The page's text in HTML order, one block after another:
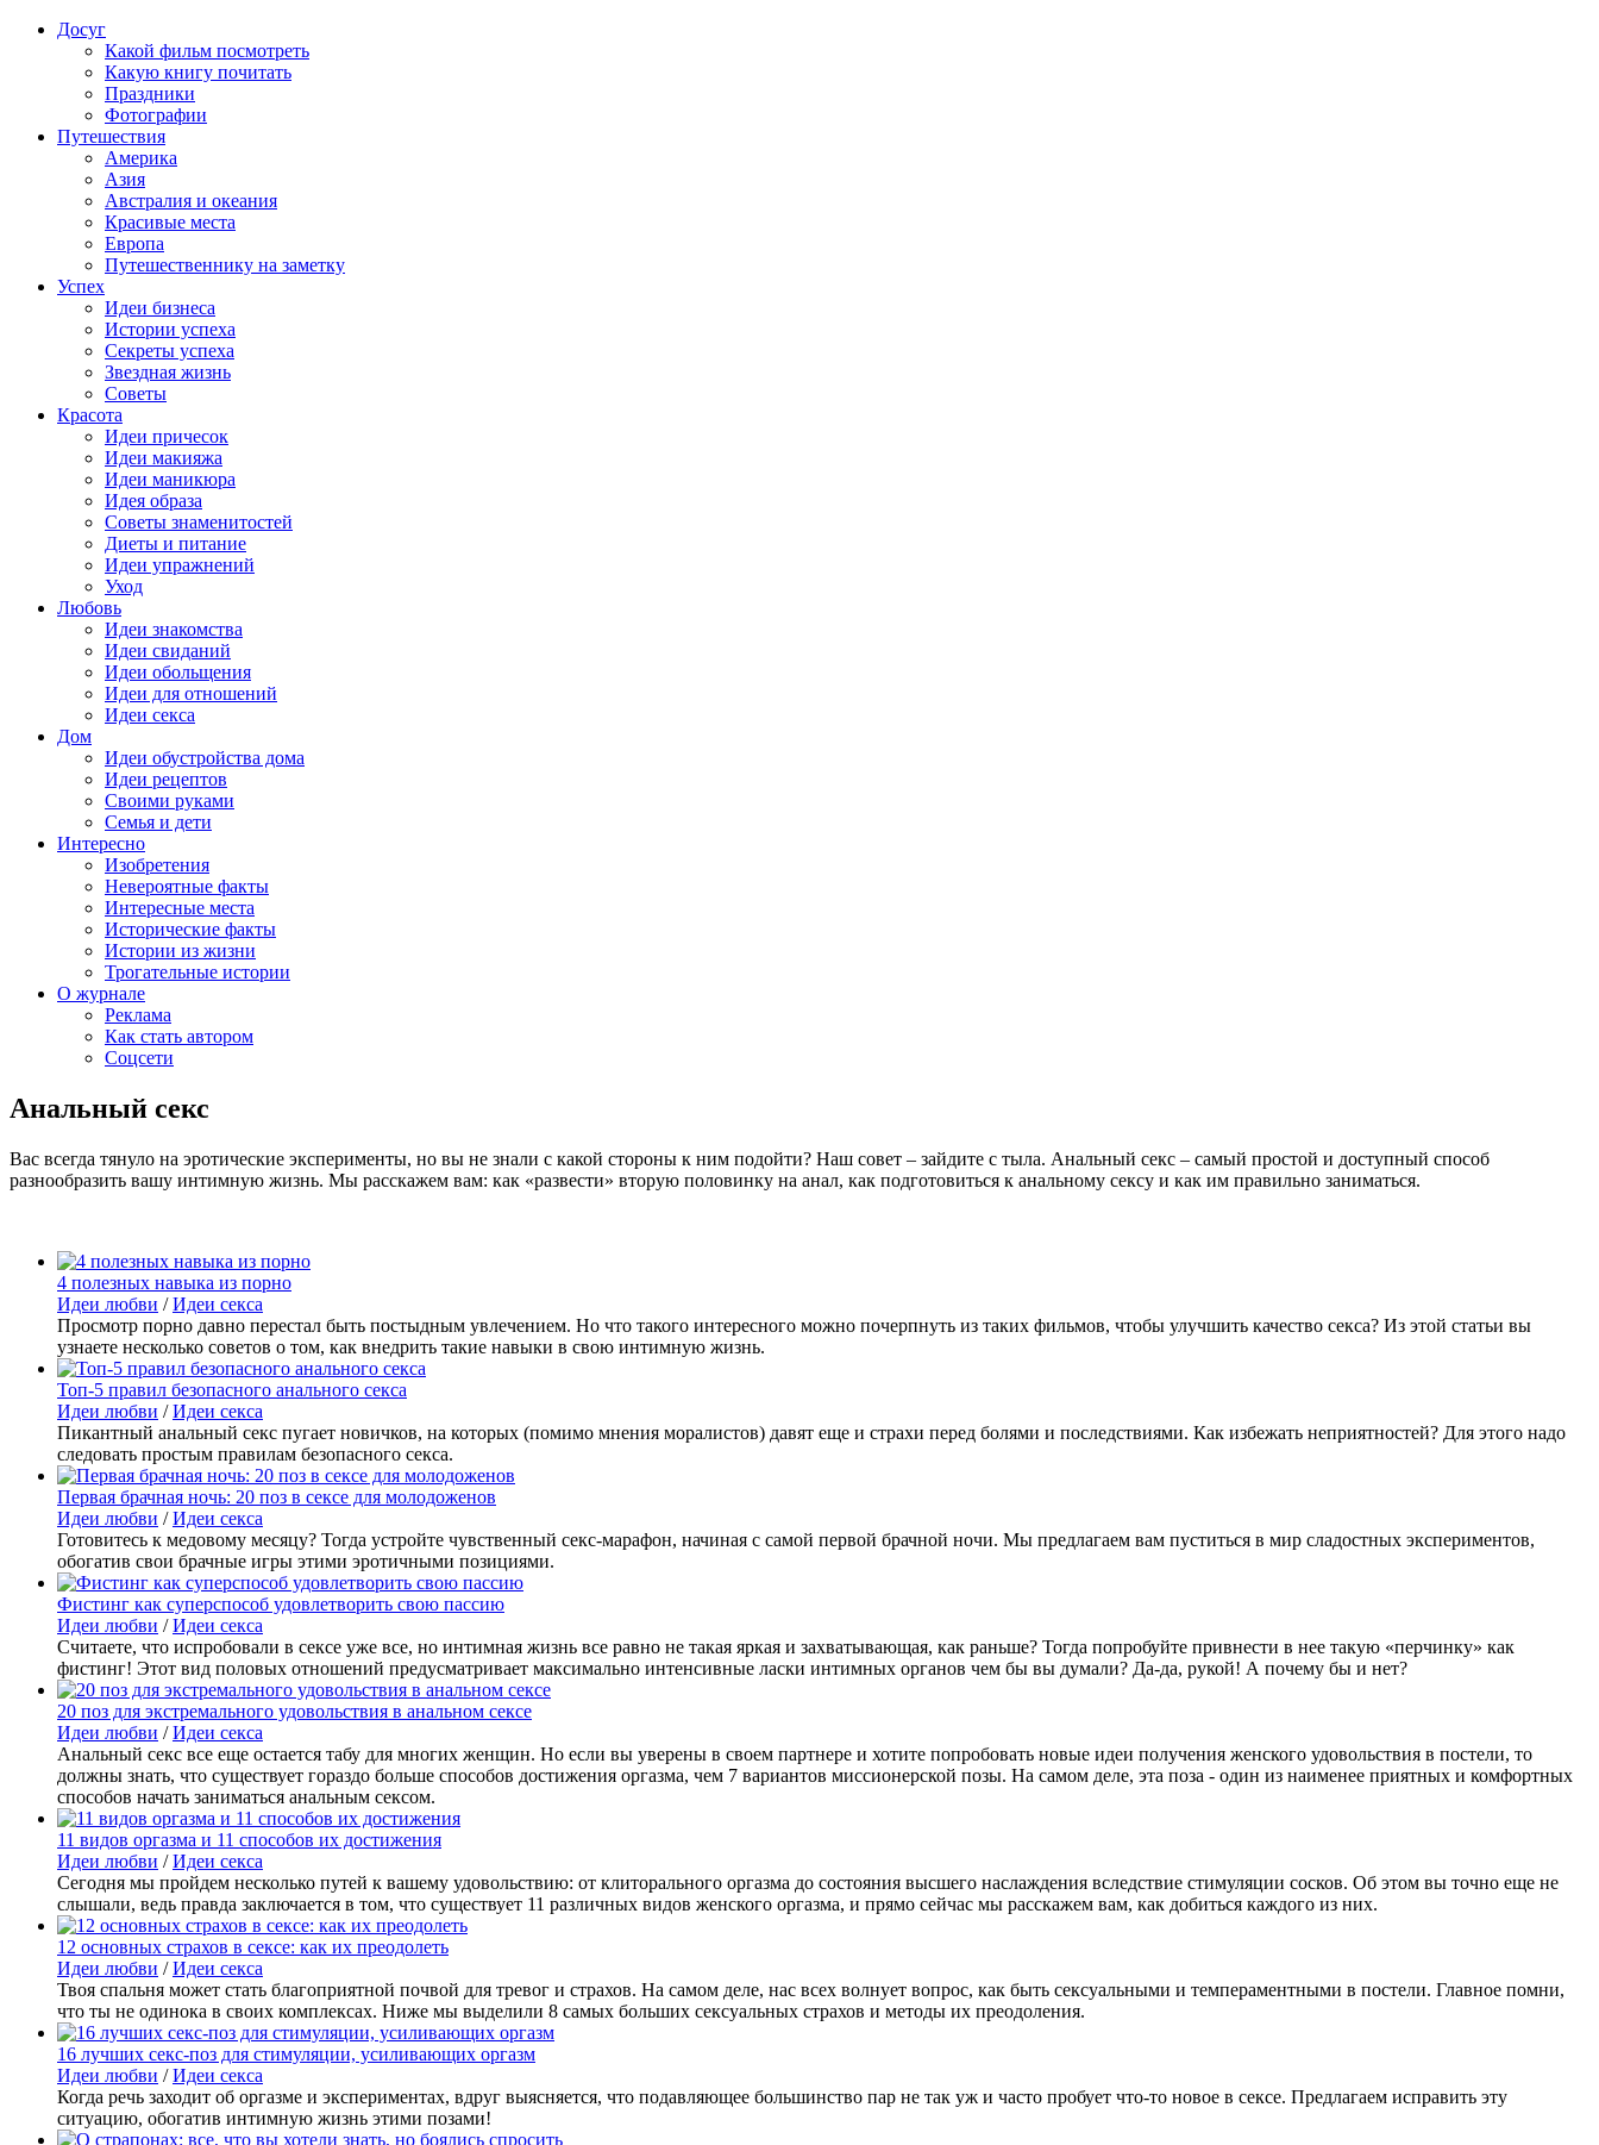
Досуг
Какой фильм посмотреть
Какую книгу почитать
Праздники
Фотографии
Путешествия
Америка
Азия
Австралия и океания
Красивые места
Европа
Путешественнику на заметку
Успех
Идеи бизнеса
Истории успеха
Секреты успеха
Звездная жизнь
Советы
Красота
Идеи причесок
Идеи макияжа
Идеи маникюра
Идея образа
Советы знаменитостей
Диеты и питание
Идеи упражнений
Уход
Любовь
Идеи знакомства
Идеи свиданий
Идеи обольщения
Идеи для отношений
Идеи секса
Дом
Идеи обустройства дома
Идеи рецептов
Своими руками
Семья и дети
Интересно
Изобретения
Невероятные факты
Интересные места
Исторические факты
Истории из жизни
Трогательные истории
О журнале
Реклама
Как стать автором
Соцсети
Анальный секс
Вас всегда тянуло на эротические эксперименты, но вы не знали с какой стороны к ним подойти? Наш совет – зайдите с тыла. Анальный секс – самый простой и доступный способ
разнообразить вашу интимную жизнь. Мы расскажем вам: как «развести» вторую половинку на анал, как подготовиться к анальному сексу и как им правильно заниматься.
4 полезных навыка из порно
Идеи любви /Идеи секса
Просмотр порно давно перестал быть постыдным увлечением. Но что такого интересного можно почерпнуть из таких фильмов, чтобы улучшить качество секса? Из этой статьи вы
узнаете несколько советов о том, как внедрить такие навыки в свою интимную жизнь.
Топ-5 правил безопасного анального секса
Идеи любви /Идеи секса
Пикантный анальный секс пугает новичков, на которых (помимо мнения моралистов) давят еще и страхи перед болями и последствиями. Как избежать неприятностей? Для этого надо
следовать простым правилам безопасного секса.
Первая брачная ночь: 20 поз в сексе для молодоженов
Идеи любви /Идеи секса
Готовитесь к медовому месяцу? Тогда устройте чувственный секс-марафон, начиная с самой первой брачной ночи. Мы предлагаем вам пуститься в мир сладостных экспериментов,
обогатив свои брачные игры этими эротичными позициями.
Фистинг как суперспособ удовлетворить свою пассию
Идеи любви /Идеи секса
Считаете, что испробовали в сексе уже все, но интимная жизнь все равно не такая яркая и захватывающая, как раньше? Тогда попробуйте привнести в нее такую «перчинку» как
фистинг! Этот вид половых отношений предусматривает максимально интенсивные ласки интимных органов чем бы вы думали? Да-да, рукой! А почему бы и нет?
20 поз для экстремального удовольствия в анальном сексе
Идеи любви /Идеи секса
Анальный секс все еще остается табу для многих женщин. Но если вы уверены в своем партнере и хотите попробовать новые идеи получения женского удовольствия в постели, то
должны знать, что существует гораздо больше способов достижения оргазма, чем 7 вариантов миссионерской позы. На самом деле, эта поза - один из наименее приятных и комфортных
способов начать заниматься анальным сексом.
11 видов оргазма и 11 способов их достижения
Идеи любви /Идеи секса
Сегодня мы пройдем несколько путей к вашему удовольствию: от клиторального оргазма до состояния высшего наслаждения вследствие стимуляции сосков. Об этом вы точно еще не
слышали, ведь правда заключается в том, что существует 11 различных видов женского оргазма, и прямо сейчас мы расскажем вам, как добиться каждого из них.
12 основных страхов в сексе: как их преодолеть
Идеи любви /Идеи секса
Твоя спальня может стать благоприятной почвой для тревог и страхов. На самом деле, нас всех волнует вопрос, как быть сексуальными и темпераментными в постели. Главное помни,
что ты не одинока в своих комплексах. Ниже мы выделили 8 самых больших сексуальных страхов и методы их преодоления.
16 лучших секс-поз для стимуляции, усиливающих оргазм
Идеи любви /Идеи секса
Когда речь заходит об оргазме и экспериментах, вдруг выясняется, что подавляющее большинство пар не так уж и часто пробует что-то новое в сексе. Предлагаем исправить эту
ситуацию, обогатив интимную жизнь этими позами!